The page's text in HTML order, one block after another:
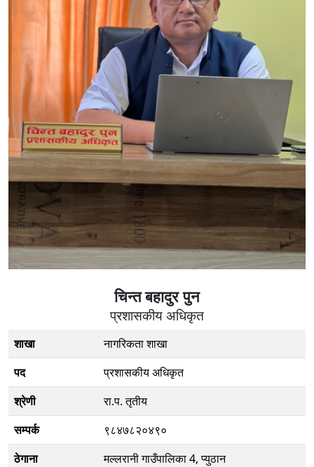
चिन्त बहादुर पुन
प्रशासकीय अधिकृत
शाखा
नागरिकता शाखा
पद
प्रशासकीय अधिकृत
श्रेणी
रा.प. तृतीय
सम्पर्क
९८४७८२०४९०
ठेगाना
मल्लरानी गाउँपालिका 4, प्युठान